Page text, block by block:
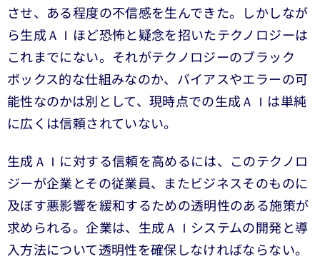
させ、ある程度の不信感を生んできた。しかしなが
ら生成ＡＩほど恐怖と疑念を招いたテクノロジーは
これまでにない。それがテクノロジーのブラック
ボックス的な仕組みなのか、バイアスやエラーの可
能性なのかは別として、現時点での生成ＡＩは単純
に広くは信頼されていない。
生成ＡＩに対する信頼を高めるには、このテクノロ
ジーが企業とその従業員、またビジネスそのものに
及ぼす悪影響を緩和するための透明性のある施策が
求められる。企業は、生成ＡＩシステムの開発と導
入方法について透明性を確保しなければならない。